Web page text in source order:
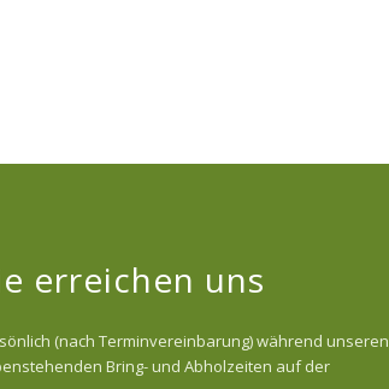
erreichen uns
(nach Terminvereinbarung) während unseren
Bring- und Abholzeiten auf der